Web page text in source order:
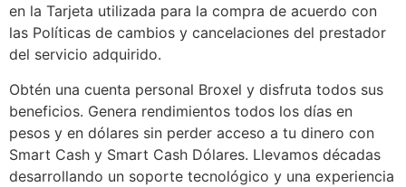
en la Tarjeta utilizada para la compra de acuerdo con
las Políticas de cambios y cancelaciones del prestador
del servicio adquirido.
Obtén una cuenta personal Broxel y disfruta todos sus
beneficios. Genera rendimientos todos los días en
pesos y en dólares sin perder acceso a tu dinero con
Smart Cash y Smart Cash Dólares. Llevamos décadas
desarrollando un soporte tecnológico y una experiencia